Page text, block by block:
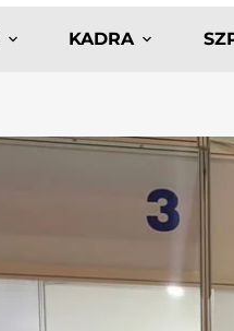
KADRA